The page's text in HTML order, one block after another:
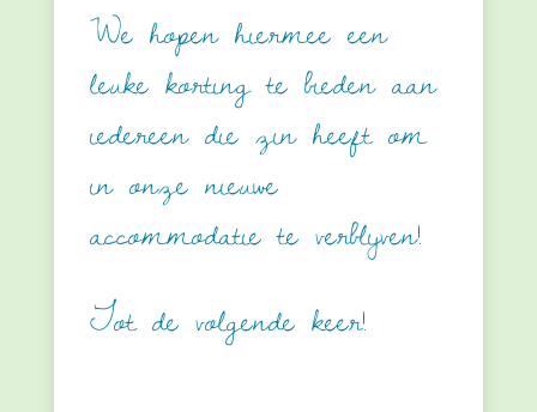
We hopen hiermee een
leuke korting te bieden aan
iedereen die zin heeft om
in onze nieuwe
accommodatie te verblijven!
Tot de volgende keer!